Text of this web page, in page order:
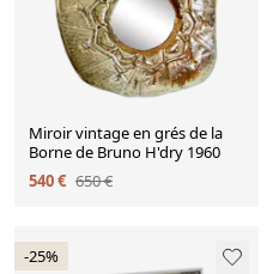
Miroir vintage en grés de la
Borne de Bruno H'dry 1960
540 € 650 €
-25%